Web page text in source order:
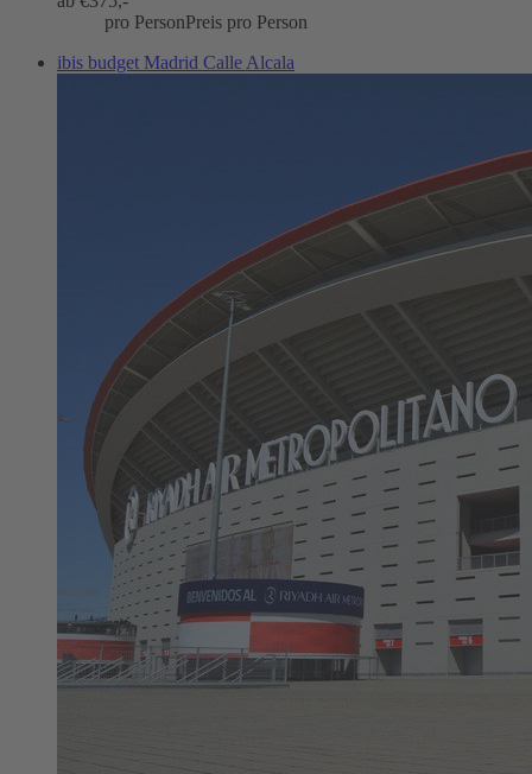
pro PersonPreis pro Person
ibis budget Madrid Calle Alcala